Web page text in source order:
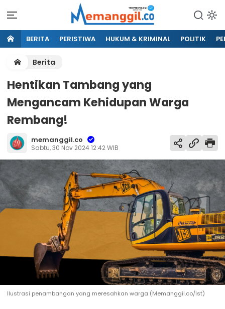
BERITA PERISTIWA HUKUM & KRIMINAL POLITIK
Berita
Hentikan Tambang yang
Mengancam Kehidupan Warga
Rembang!
memanggil.co
Sabtu, 30 Nov 2024 12:42 WIB
Ilustrasi penambangan yang meresahkan warga (Memanggil.co/Ist)